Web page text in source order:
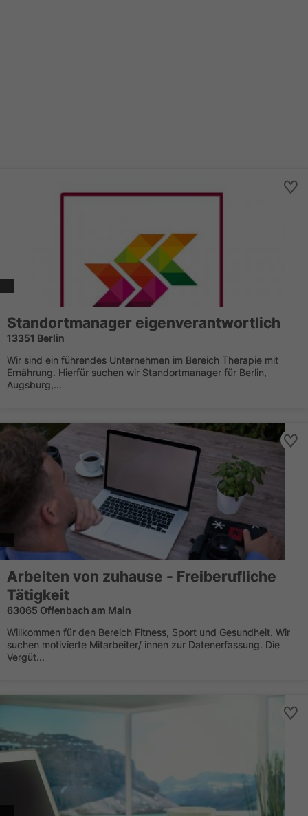
Standortmanager eigenverantwortlich
13351 Berlin
Wir sind ein führendes Unternehmen im Bereich Therapie mit
Ernährung. Hierfür suchen wir Standortmanager für Berlin,
Augsburg,...
Arbeiten von zuhause - Freiberufliche
Tätigkeit
63065 Offenbach am Main
Willkommen für den Bereich Fitness, Sport und Gesundheit. Wir
suchen motivierte Mitarbeiter/ innen zur Datenerfassung. Die
Vergüt...